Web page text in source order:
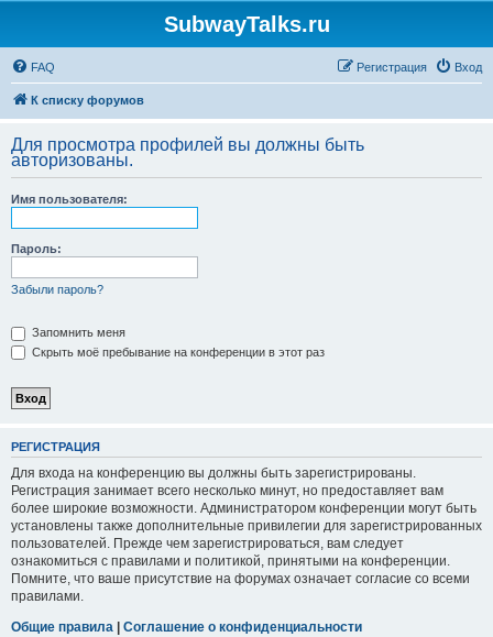
SubwayTalks.ru
FAQ Вход
Регистрация
К списку форумов
Для просмотра профилей вы должны быть
авторизованы.
Имя пользователя:
Пароль:
Забыли пароль?
Запомнить меня
Скрыть моё пребывание на конференции в этот раз
РЕГИСТРАЦИЯ
Для входа на конференцию вы должны быть зарегистрированы.
Регистрация занимает всего несколько минут, но предоставляет вам
более широкие возможности. Администратором конференции могут быть
установлены также дополнительные привилегии для зарегистрированных
пользователей. Прежде чем зарегистрироваться, вам следует
ознакомиться с правилами и политикой, принятыми на конференции.
Помните, что ваше присутствие на форумах означает согласие со всеми
правилами.
Общие правила | Соглашение о конфиденциальности